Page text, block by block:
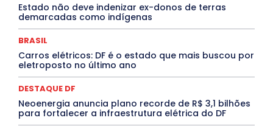
Santa Catarina
São Paulo SARAMPO
Saúde Agora
SEGURANÇA
TÁ FROID?
TEATRO TECNOLOGIA
TIC TAC
Mais
Estado não deve indenizar ex-donos de terras
demarcadas como indígenas
BRASIL
Carros elétricos: DF é o estado que mais buscou por
eletroposto no último ano
DESTAQUE DF
Neoenergia anuncia plano recorde de R$ 3,1 bilhões
para fortalecer a infraestrutura elétrica do DF